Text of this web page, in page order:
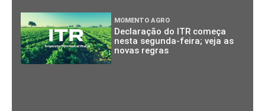
MOMENTO AGRO
Declaração do ITR começa
nesta segunda-feira; veja as
novas regras